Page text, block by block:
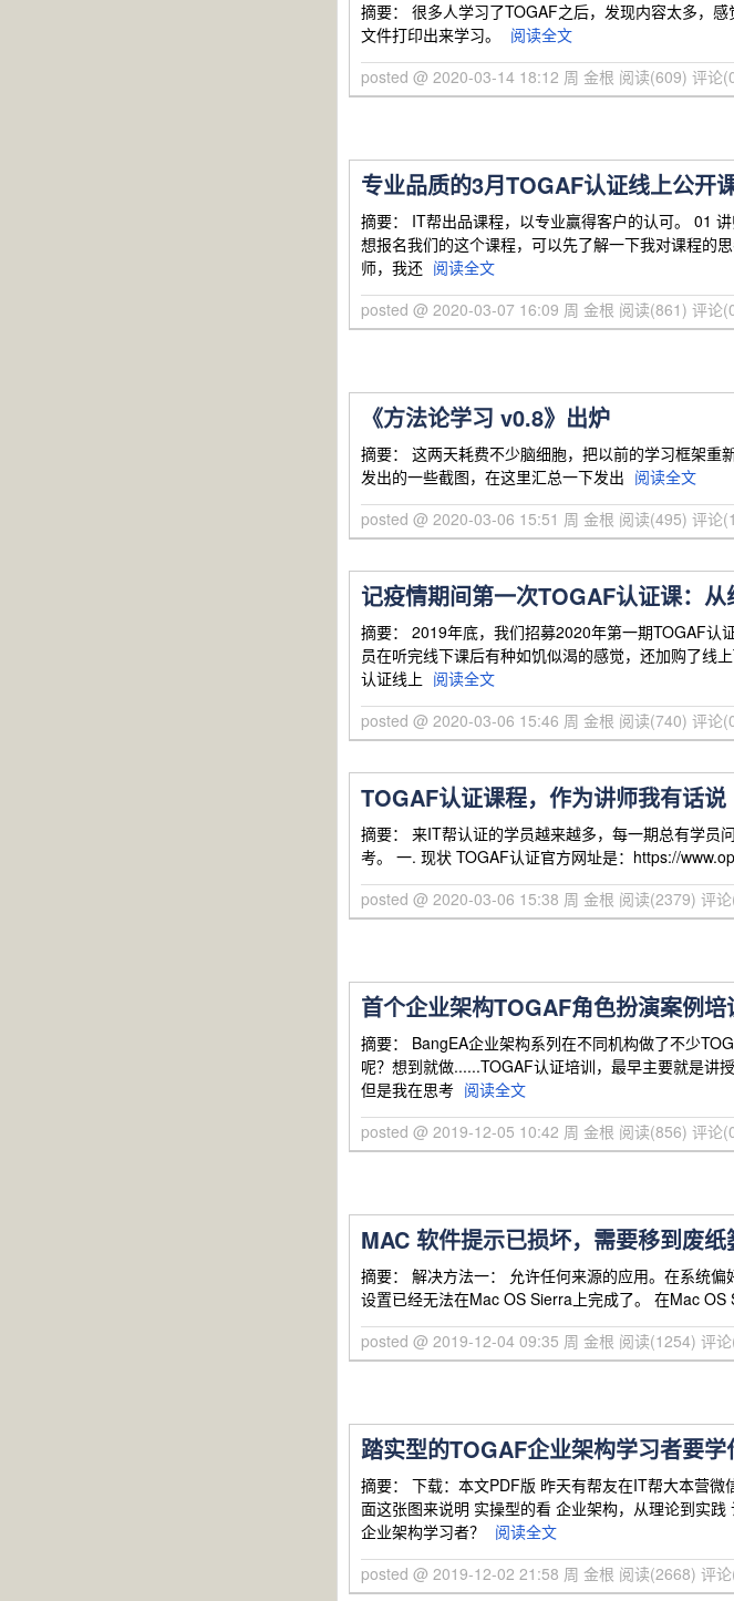
摘要： 很多人学习了TOGAF之后，发现内容太多，
文件打印出来学习。
阅读全文
posted @ 2020-03-14 18:12 周 金根 阅读(609) 评论
专业品质的3月TOGAF认证线上公开
摘要： IT帮出品课程，以专业赢得客户的认可。 01
想报名我们的这个课程，可以先了解一下我对课程的
师，我还 阅读全文
posted @ 2020-03-07 16:09 周 金根 阅读(861) 评论
《方法论学习 v0.8》出炉
摘要： 这两天耗费不少脑细胞，把以前的学习框架重
发出的一些截图，在这里汇总一下发出 阅读全文
posted @ 2020-03-06 15:51 周 金根 阅读(495) 评论
记疫情期间第一次TOGAF认证课：
摘要： 2019年底，我们招募2020年第一期TOGAF认
员在听完线下课后有种如饥似渴的感觉，还加购了线
认证线上 阅读全文
posted @ 2020-03-06 15:46 周 金根 阅读(740) 评论
TOGAF认证课程，作为讲师我有话说
摘要： 来IT帮认证的学员越来越多，每一期总有学员
考。 一. 现状 TOGAF认证官方网址是：https://
posted @ 2020-03-06 15:38 周 金根 阅读(2379) 评
首个企业架构TOGAF角色扮演案例培
摘要： BangEA企业架构系列在不同机构做了不少
呢？想到就做......TOGAF认证培训，最早主要就是讲
但是我在思考 阅读全文
posted @ 2019-12-05 10:42 周 金根 阅读(856) 评论
MAC 软件提示已损坏，需要移到废
摘要： 解决方法一： 允许任何来源的应用。在系统偏
设置已经无法在Mac OS Sierra上完成了。 在Mac
posted @ 2019-12-04 09:35 周 金根 阅读(1254) 评
踏实型的TOGAF企业架构学习者要学
摘要： 下载：本文PDF版 昨天有帮友在IT帮大本营
面这张图来说明 实操型的看 企业架构，从理论到实
企业架构学习者？
阅读全文
posted @ 2019-12-02 21:58 周 金根 阅读(2668) 评